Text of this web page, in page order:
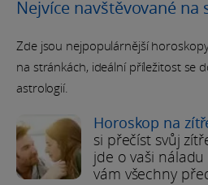
Nejvíce navštěvované na
Zde jsou nejpopulárnější
na stránkách, ideální příležitost se
astrologií.
Horoskop na
si přečíst svůj
jde o vaši
vám všechny